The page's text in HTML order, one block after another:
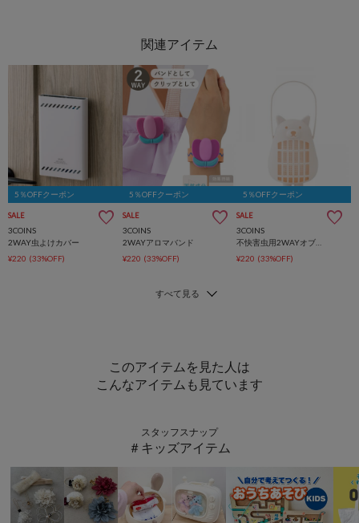
5％OFFクーポン
SALE
3COINS
2WAY虫よけカバー
¥220 (33%OFF)
5％OFFクーポン
SALE
3COINS
2WAYアロマバンド
¥220 (33%OFF)
5％OFFクーポン
SALE
3COINS
¥220 (33%OFF)
このアイテムを見た人は
こんなアイテムも見ています
スタッフスナップ
＃キッズアイテム